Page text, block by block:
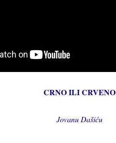
CRNO ILI CRVENO
Jovanu Dašiću